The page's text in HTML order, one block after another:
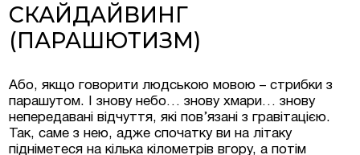
СКАЙДАЙВИНГ
(ПАРАШЮТИЗМ)
Або, якщо говорити людською мовою – стрибки з
парашутом. І знову небо… знову хмари… знову
непередавані відчуття, які пов’язані з гравітацією.
Так, саме з нею, адже спочатку ви на літаку
підніметеся на кілька кілометрів вгору, а потім